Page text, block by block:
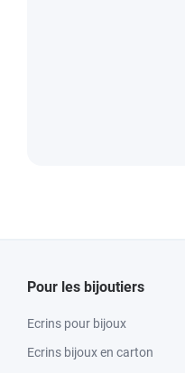
Pour les bijoutiers
Ecrins pour bijoux
Ecrins bijoux en carton